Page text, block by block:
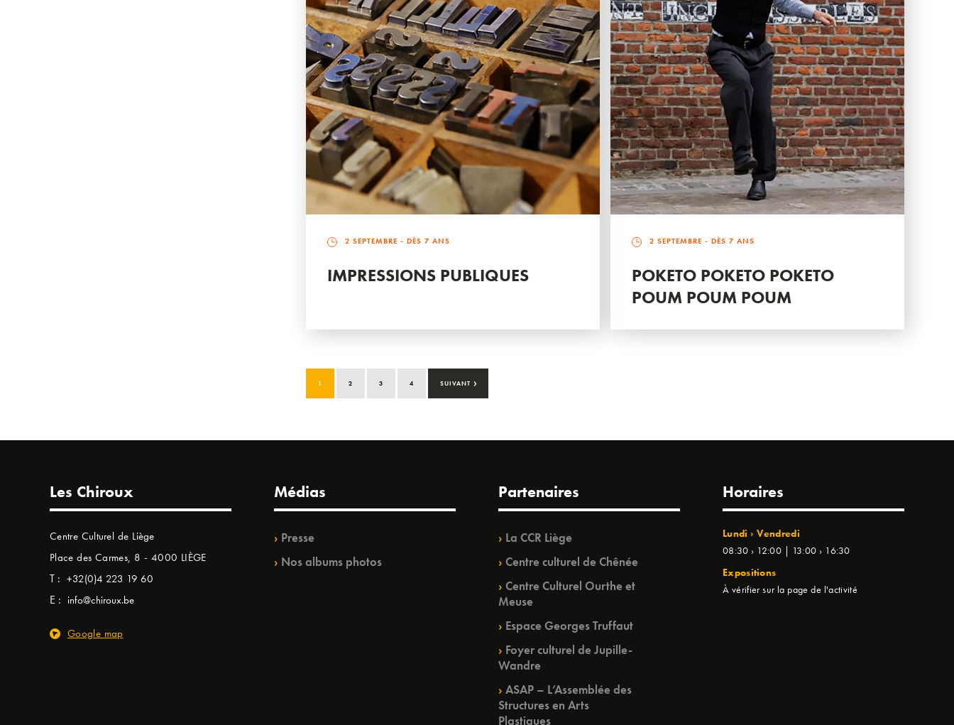
2 SEPTEMBRE - DÈS 7 ANS
IMPRESSIONS PUBLIQUES
2 SEPTEMBRE - DÈS 7 ANS
POKETO POKETO POKETO
POUM POUM POUM
1 2 3 4 SUIVANT ›
Les Chiroux
Centre Culturel de Liège
Place des Carmes, 8 - 4000 LIÈGE
T : +32(0)4 223 19 60
E : info@chiroux.be
Google map
Médias
Presse
Nos albums photos
Partenaires
La CCR Liège
Centre culturel de Chênée
Centre Culturel Ourthe et
Meuse
Espace Georges Truffaut
Foyer culturel de Jupille-
Wandre
ASAP – L’Assemblée des
Structures en Arts
Plastiques
Horaires
Lundi › Vendredi
08:30 › 12:00 | 13:00 › 16:30
Expositions
À vérifier sur la page de l'activité